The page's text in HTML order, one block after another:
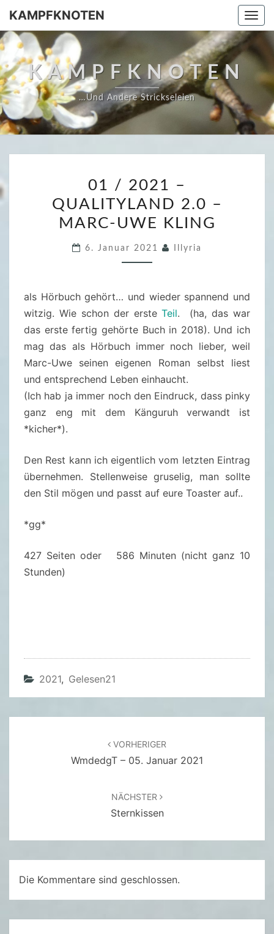
Skip
content
KAMPFKNOTEN
KAMPFKNOTEN
…und Andere Strickseleien
1
/
2
2
Q
U
A
L
I
T
Y
L
M
L
I
G
01 / 2021 –
QUALITYLAND 2.0 –
MARC-UWE KLING
6. Januar 2021 Illyria
als Hörbuch gehört… und wieder spannend und
witzig. Wie schon der ersteTeil. (ha, das war
das erste fertig gehörte Buch in 2018). Und ich
mag das als Hörbuch immer noch lieber, weil
Marc-Uwe seinen eigenen Roman selbst liest
und entsprechend Leben einhaucht.
(Ich hab ja immer noch den Eindruck, dass pinky
ganz eng mit dem Känguruh verwandt ist
*kicher*).
Den Rest kann ich eigentlich vom letzten Eintrag
übernehmen. Stellenweise gruselig, man sollte
den Stil mögen und passt auf eure Toaster auf..
*gg*
427 Seiten oder 586 Minuten (nicht ganz 10
Stunden)
2021, Gelesen21
VORHERIGER
WmdedgT – 05. Januar 2021
NÄCHSTER
Sternkissen
Die Kommentare sind geschlossen.